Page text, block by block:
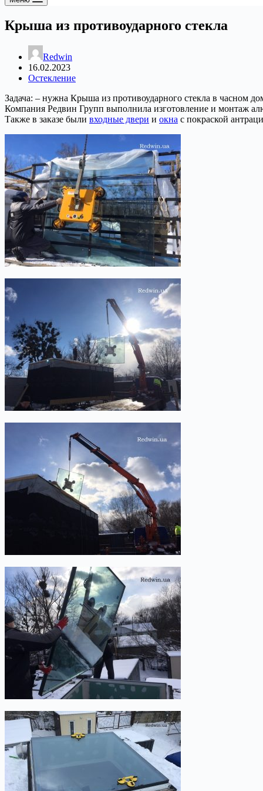
Крыша из противоударного стекла
Redwin
16.02.2023
Остекление
Задача: – нужна Крыша из противоударного стекла в часном
Компания Редвин Групп выполнила изготовление и монтаж
Также в заказе были входные двери и окна с покраской